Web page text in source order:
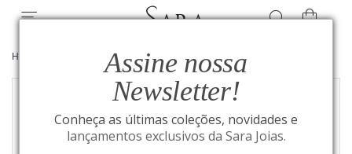
Assine nossa
Newsletter!
Conheça as últimas coleções, novidades e
lançamentos exclusivos da Sara Joias.
HOME ANÉIS